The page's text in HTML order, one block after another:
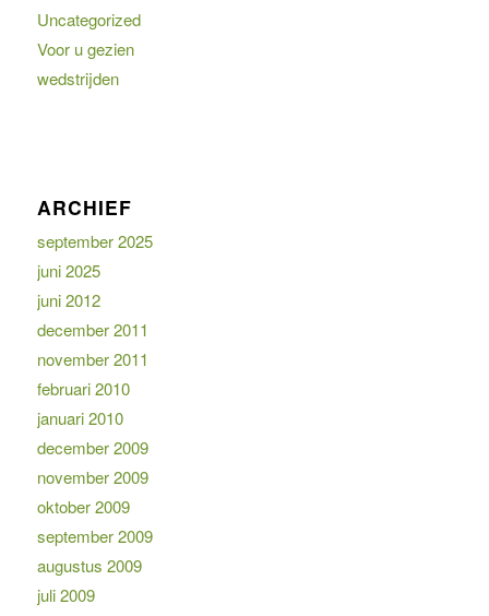
Uncategorized
Voor u gezien
wedstrijden
ARCHIEF
september 2025
juni 2025
juni 2012
december 2011
november 2011
februari 2010
januari 2010
december 2009
november 2009
oktober 2009
september 2009
augustus 2009
juli 2009